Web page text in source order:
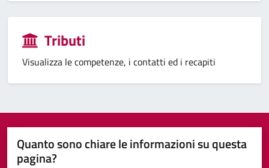
Tributi
Visualizza le competenze, i contatti ed i recapiti
Quanto sono chiare le informazioni su questa
pagina?